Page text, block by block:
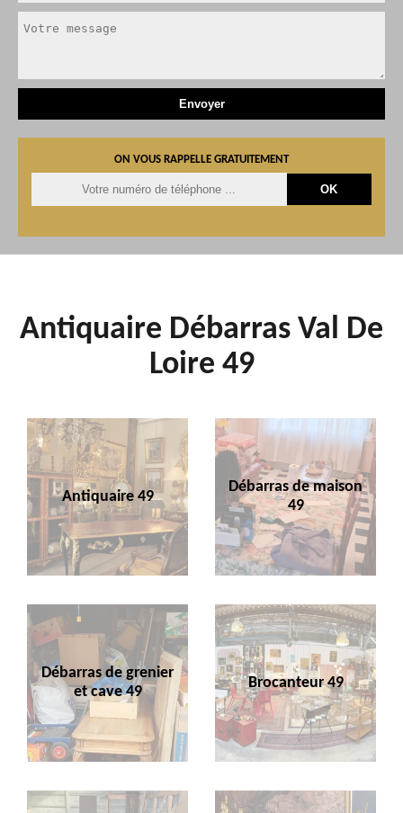
ON VOUS RAPPELLE GRATUITEMENT
Antiquaire Débarras Val De
Loire 49
Antiquaire 49
Débarras de maison
49
Débarras de grenier
et cave 49
Brocanteur 49